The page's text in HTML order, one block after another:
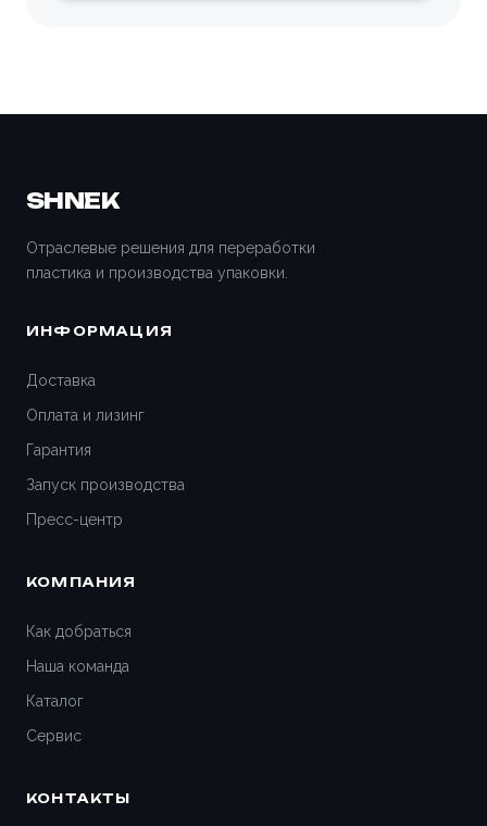
SHNEK
Отраслевые решения для переработки
пластика и производства упаковки.
ИНФОРМАЦИЯ
Доставка
Оплата и лизинг
Гарантия
Запуск производства
Пресс-центр
КОМПАНИЯ
Как добраться
Наша команда
Каталог
Сервис
КОНТАКТЫ